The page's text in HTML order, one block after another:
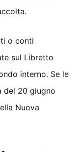
o conti
sul Libretto
interno. Se le
del 20 giugno
Nuova